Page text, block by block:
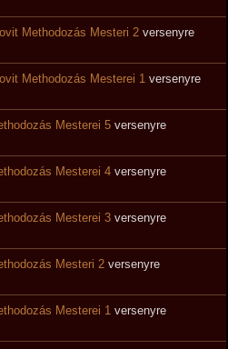
Methodozás Mesteri 2 versenyre
Methodozás Mesterei 1 versenyre
Mesterei 5 versenyre
Mesterei 4 versenyre
Mesterei 3 versenyre
Mesteri 2 versenyre
Mesterei 1 versenyre